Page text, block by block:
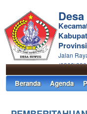
Jalan
Beranda Agenda